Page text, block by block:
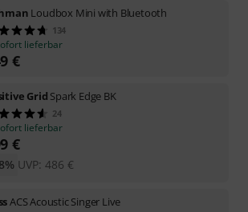
Loudbox Mini with Bluetooth
134
lieferbar
€
Grid Spark Edge BK
24
lieferbar
€
UVP: 486 €
ACS Acoustic Singer Live